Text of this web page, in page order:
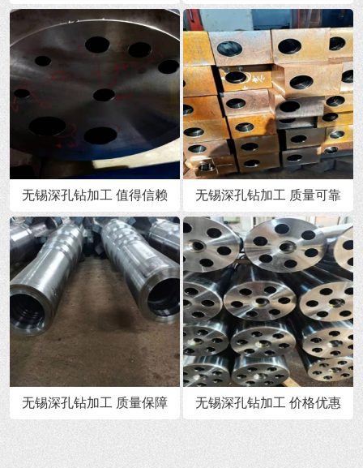
无锡深孔钻加工 值得信赖 无锡深孔钻加工 质量可靠
无锡深孔钻加工 质量保障 无锡深孔钻加工 价格优惠